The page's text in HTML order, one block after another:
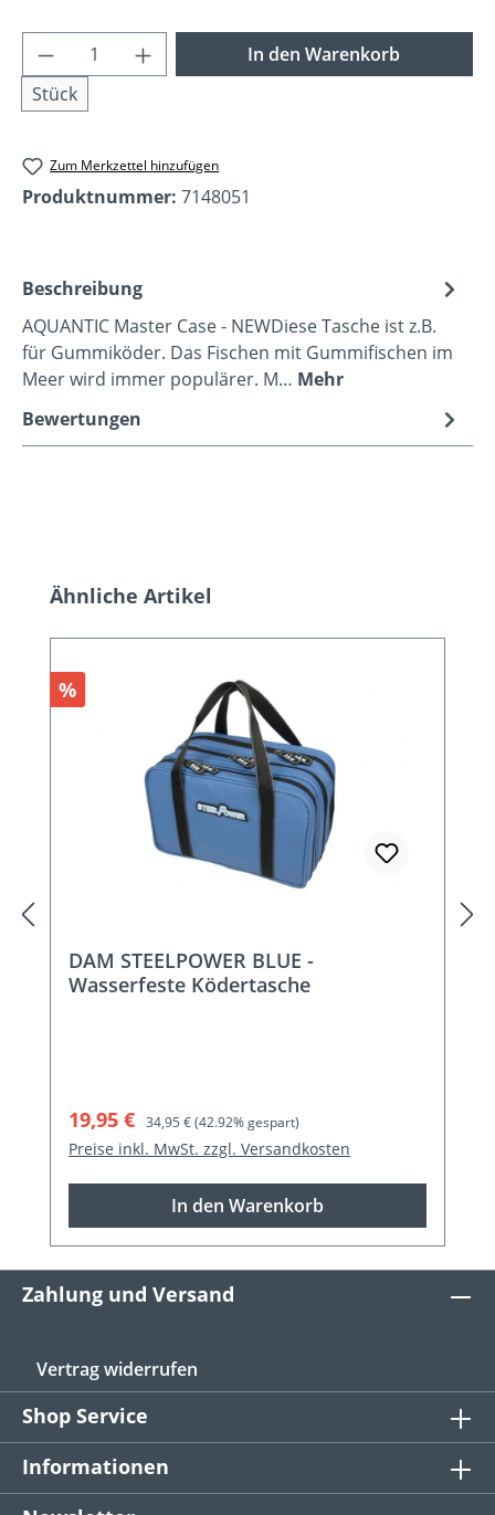
Produkt Anzahl: Gib den gewünschten
Stück
In den Warenkorb
Zum Merkzettel hinzufügen
Produktnummer: 7148051
Beschreibung
AQUANTIC Master Case - NEWDiese Tasche ist z.B.
für Gummiköder. Das Fischen mit Gummifischen im
Meer wird immer populärer. M… Mehr
Bewertungen
Produktgalerie überspringen
Ähnliche Artikel
Rabatt
%
DAM STEELPOWER BLUE -
Wasserfeste Ködertasche
Verkaufspreis:
19,95 € Regulärer Preis:
34,95 €(42.92% gespart)
Preise inkl. MwSt. zzgl. Versandkosten
In den Warenkorb
Zahlung und Versand
Vertrag widerrufen
Shop Service
Informationen